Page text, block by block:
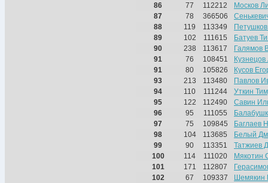
86
77 112212
Москов
87
78 366506
88
119 113349
89
102 111615
Батуев
90
238 113617
Галямов
91
76 108451
91
80 105826
Кусов
93
213 113480
Павлов
94
110 111244
Уткин
95
122 112490
Савин
96
95 111055
97
75 109845
Баглаев
98
104 113685
Белый
99
90 113351
Татжиев
100
114 111020
Мякотин
101
171 112807
102
67 109337
Шемякин